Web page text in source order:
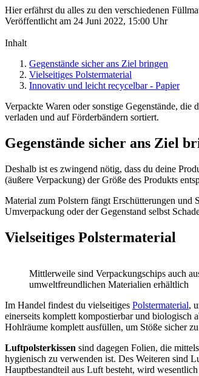
Hier erfährst du alles zu den verschiedenen
Veröffentlicht am 24 Juni 2022, 15:00 Uhr
Inhalt
Gegenstände sicher ans Ziel bringen
Vielseitiges Polstermaterial
Innovativ und leicht recycelbar - Papier
Verpackte Waren oder sonstige Gegenstände,
verladen und auf Förderbändern sortiert.
Gegenstände sicher ans Ziel
Deshalb ist es zwingend nötig, dass du deine
(äußere Verpackung) der Größe des Produkts
Material zum Polstern fängt Erschütterungen und
Umverpackung oder der Gegenstand selbst
Vielseitiges Polstermaterial
Mittlerweile sind Verpackungschips auch
umweltfreundlichen Materialien erhältlich
Im Handel findest du vielseitiges Polstermaterial,
einerseits komplett kompostierbar und biologisch
Hohlräume komplett ausfüllen, um Stöße sicher
Luftpolsterkissen sind dagegen Folien, die
hygienisch zu verwenden ist. Des Weiteren sind
Hauptbestandteil aus Luft besteht, wird